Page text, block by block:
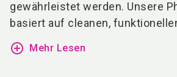
gewährleistet werden. Unsere
basiert auf cleanen,
add_circle_outline Mehr Lesen